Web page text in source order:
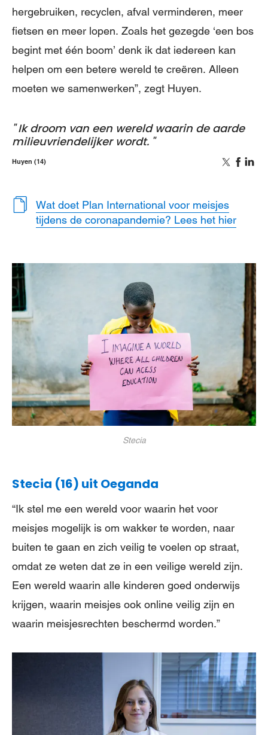
hergebruiken, recyclen, afval verminderen, meer
fietsen en meer lopen. Zoals het gezegde ‘een bos
begint met één boom’ denk ik dat iedereen kan
helpen om een betere wereld te creëren. Alleen
moeten we samenwerken”, zegt Huyen.
Ik droom van een wereld waarin de aarde
milieuvriendelijker wordt.
Huyen (14)
Wat doet Plan International voor meisjes
tijdens de coronapandemie? Lees het hier
Stecia
Stecia (16) uit Oeganda
“Ik stel me een wereld voor waarin het voor
meisjes mogelijk is om wakker te worden, naar
buiten te gaan en zich veilig te voelen op straat,
omdat ze weten dat ze in een veilige wereld zijn.
Een wereld waarin alle kinderen goed onderwijs
krijgen, waarin meisjes ook online veilig zijn en
waarin meisjesrechten beschermd worden.”